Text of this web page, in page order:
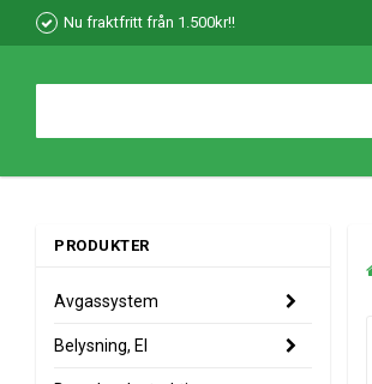
Nu fraktfritt från 1.500kr!!
PRODUKTER
Avgassystem
Belysning, El